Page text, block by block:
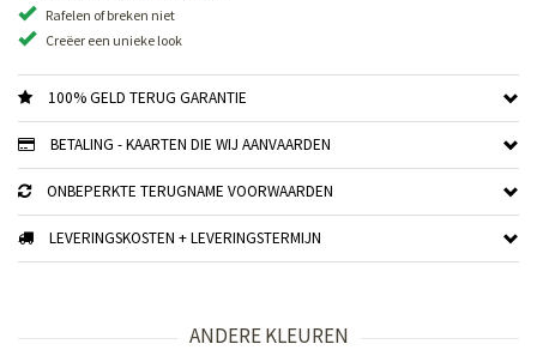
Rafelen of breken niet
Creëer een unieke look
100% GELD TERUG GARANTIE
BETALING - KAARTEN DIE WIJ AANVAARDEN
ONBEPERKTE TERUGNAME VOORWAARDEN
LEVERINGSKOSTEN + LEVERINGSTERMIJN
ANDERE KLEUREN